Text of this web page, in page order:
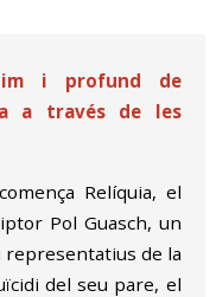
i profund de
a través de les
Relíquia, el
Pol Guasch, un
de la
del seu pare, el